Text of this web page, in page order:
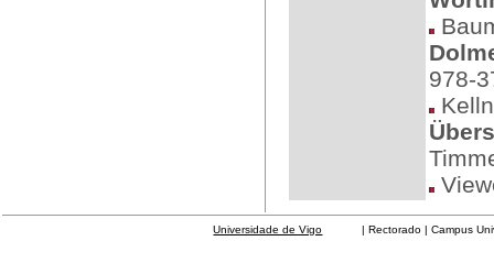
978-
Universidade de Vigo | Rectorado | Campus